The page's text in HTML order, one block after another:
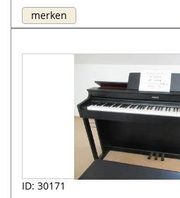
merken
ID: 30171